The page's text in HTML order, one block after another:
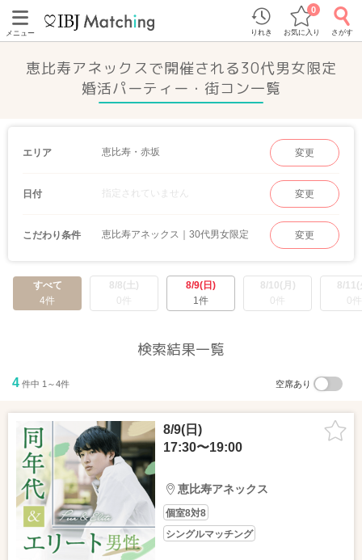
メニュー りれき お気に入り
0
さがす
恵比寿アネックスで開催される30代男女限定
婚活パーティー・街コン一覧
エリア 恵比寿・赤坂 変更
日付 指定されていません 変更
こだわり条件 恵比寿アネックス｜30代男女限定 変更
すべて
4件
8/8(土)
0件
8/9(日)
1件
8/10(月)
0件
8/11(
0件
検索結果一覧
4 件中 1～4件 空席あり
8/9(日)
17:30〜19:00
恵比寿アネックス
個室8対8
シングルマッチング